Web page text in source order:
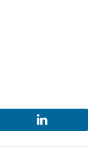
LinkedIn